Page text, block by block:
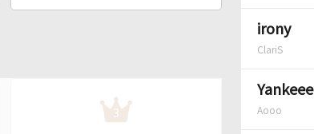
irony
ClariS
Yankeee
Aooo
3